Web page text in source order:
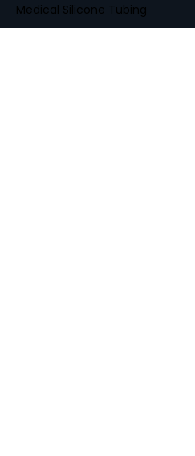
Medical Silicone Tubing